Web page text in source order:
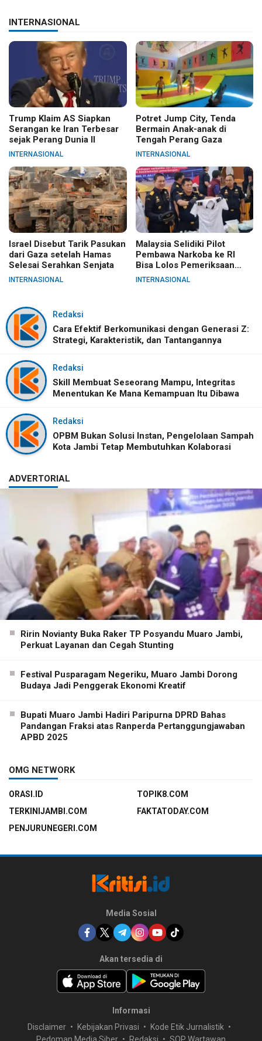
INTERNASIONAL
Trump Klaim AS Siapkan
Serangan ke Iran Terbesar
sejak Perang Dunia II
INTERNASIONAL
Potret Jump City, Tenda
Bermain Anak-anak di
Tengah Perang Gaza
INTERNASIONAL
Israel Disebut Tarik Pasukan
dari Gaza setelah Hamas
Selesai Serahkan Senjata
INTERNASIONAL
Malaysia Selidiki Pilot
Pembawa Narkoba ke RI
Bisa Lolos Pemeriksaan
KLIA
INTERNASIONAL
Redaksi
Cara Efektif Berkomunikasi dengan Generasi Z:
Strategi, Karakteristik, dan Tantangannya
Redaksi
Skill Membuat Seseorang Mampu, Integritas
Menentukan Ke Mana Kemampuan Itu Dibawa
Redaksi
OPBM Bukan Solusi Instan, Pengelolaan Sampah
Kota Jambi Tetap Membutuhkan Kolaborasi
ADVERTORIAL
Ririn Novianty Buka Raker TP Posyandu Muaro Jambi,
Perkuat Layanan dan Cegah Stunting
Festival Pusparagam Negeriku, Muaro Jambi Dorong
Budaya Jadi Penggerak Ekonomi Kreatif
Bupati Muaro Jambi Hadiri Paripurna DPRD Bahas
Pandangan Fraksi atas Ranperda Pertanggungjawaban
APBD 2025
OMG NETWORK
ORASI.ID
TOPIK8.COM
TERKINIJAMBI.COM
FAKTATODAY.COM
PENJURUNEGERI.COM
Media Sosial
Akan tersedia di
Informasi
Disclaimer
Kebijakan Privasi
Kode Etik Jurnalistik
Pedoman Media Siber
Redaksi SOP Wartawan